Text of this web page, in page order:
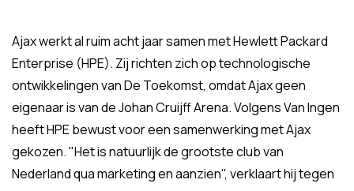
Ajax werkt al ruim acht jaar samen met Hewlett Packard
Enterprise (HPE). Zij richten zich op technologische
ontwikkelingen van De Toekomst, omdat Ajax geen
eigenaar is van de Johan Cruijff Arena. Volgens Van Ingen
heeft HPE bewust voor een samenwerking met Ajax
gekozen. "Het is natuurlijk de grootste club van
Nederland qua marketing en aanzien", verklaart hij tegen